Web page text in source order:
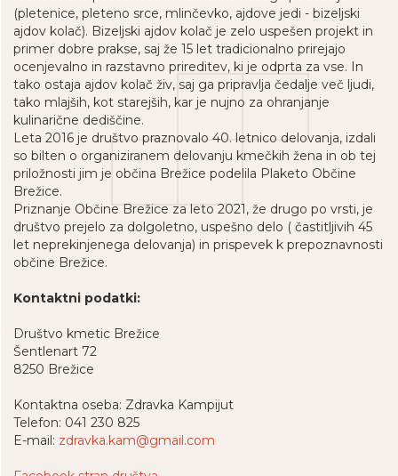
(pletenice, pleteno srce, mlinčevko, ajdove jedi - bizeljski
ajdov kolač). Bizeljski ajdov kolač je zelo uspešen projekt in
primer dobre prakse, saj že 15 let tradicionalno prirejajo
ocenjevalno in razstavno prireditev, ki je odprta za vse. In
tako ostaja ajdov kolač živ, saj ga pripravlja čedalje več ljudi,
tako mlajših, kot starejših, kar je nujno za ohranjanje
kulinarične dediščine.
Leta 2016 je društvo praznovalo 40. letnico delovanja, izdali
so bilten o organiziranem delovanju kmečkih žena in ob tej
priložnosti jim je občina Brežice podelila Plaketo Občine
Brežice.
Priznanje Občine Brežice za leto 2021, že drugo po vrsti, je
društvo prejelo za dolgoletno, uspešno delo ( častitljivih 45
let neprekinjenega delovanja) in prispevek k prepoznavnosti
občine Brežice.
Kontaktni podatki:
Društvo kmetic Brežice
Šentlenart 72
8250 Brežice
Kontaktna oseba: Zdravka Kampijut
Telefon: 041 230 825
E-mail: zdravka.kam@gmail.com